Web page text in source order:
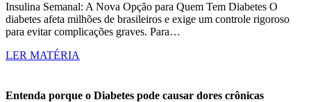
Insulina Semanal: A Nova Opção para Quem Tem Diabetes O
diabetes afeta milhões de brasileiros e exige um controle rigoroso
para evitar complicações graves. Para…
LER MATÉRIA
Entenda porque o Diabetes pode causar dores crônicas